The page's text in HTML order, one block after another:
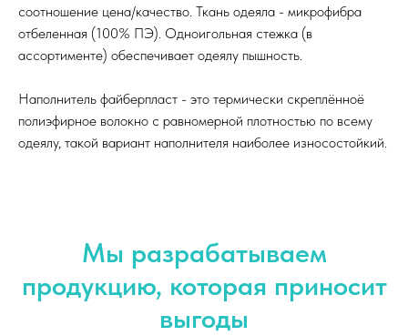
соотношение цена/качество. Ткань одеяла - микрофибра
отбеленная (100% ПЭ). Одноигольная стежка (в
ассортименте) обеспечивает одеялу пышность.
Наполнитель файберпласт - это термически скреплённоё
полиэфирное волокно с равномерной плотностью по всему
одеялу, такой вариант наполнителя наиболее износостойкий.
Мы разрабатываем
продукцию, которая приносит
выгоды